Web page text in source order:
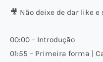
🎥 Não deixe de dar like
00:00 – Introdução
01:55 – Primeira forma |